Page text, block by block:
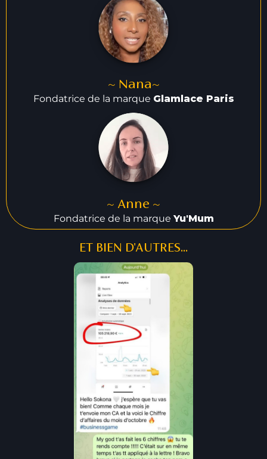
~ Nana~
Fondatrice de la marque Glamlace Paris
~ Anne ~
Fondatrice de la marque Yu'Mum
ET BIEN D'AUTRES...